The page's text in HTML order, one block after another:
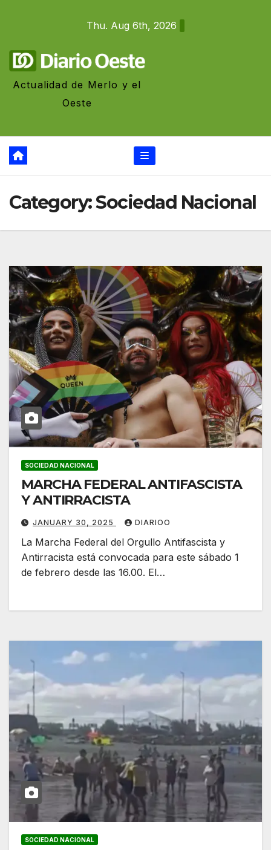
Thu. Aug 6th, 2026
Actualidad de Merlo y el
Oeste
Category:Sociedad Nacional
SOCIEDAD NACIONAL
MARCHA FEDERAL ANTIFASCISTA
Y ANTIRRACISTA
JANUARY 30, 2025 DIARIOO
La Marcha Federal del Orgullo Antifascista y
Antirracista está convocada para este sábado 1
de febrero desde las 16.00. El…
SOCIEDAD NACIONAL